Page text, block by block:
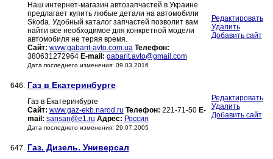
Наш интернет-магазин автозапчастей в Украине
предлагает купить любые детали на автомобили
Skoda. Удобный каталог запчастей позволит вам
найти все необходимое для конкретной модели
автомобиля не теряя время.
Сайт: www.gabarit-avto.com.ua Телефон:
380631272964 E-mail: gabarit.avto@gmail.com
Дата последнего изменения: 09.03.2016
Редактировать
Удалить
Добавить сайт
646. Газ в Екатеринбурге
Газ в Екатеринбурге
Сайт: www.gaz-ekb.narod.ru Телефон: 221-71-50 E-
mail: sansan@e1.ru Адрес: Россия
Дата последнего изменения: 29.07.2005
Редактировать
Удалить
Добавить сайт
647. Газ. Дизель. Универсал